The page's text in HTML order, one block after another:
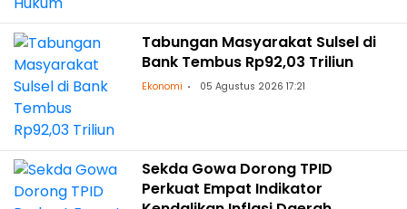
Tabungan Masyarakat Sulsel di
Bank Tembus Rp92,03 Triliun
Ekonomi 05 Agustus 2026 17:21
Sekda Gowa Dorong TPID
Perkuat Empat Indikator